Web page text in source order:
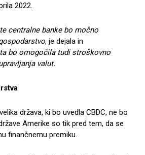
2022.
centralne banke bo močno
, je dejala in
bo omogočila tudi stroškovno
valut.
država, ki bo uvedla CBDC, ne bo
Amerike so tik pred tem, da se
finančnemu premiku.